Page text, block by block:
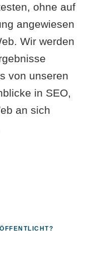
ohne auf
angewiesen
Wir werden
von unseren
in SEO,
an sich